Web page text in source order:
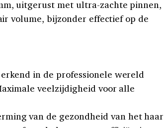
uitgerust met ultra-zachte pinnen,
volume, bijzonder effectief op de
in de professionele wereld
veelzijdigheid voor alle
van de gezondheid van het haar